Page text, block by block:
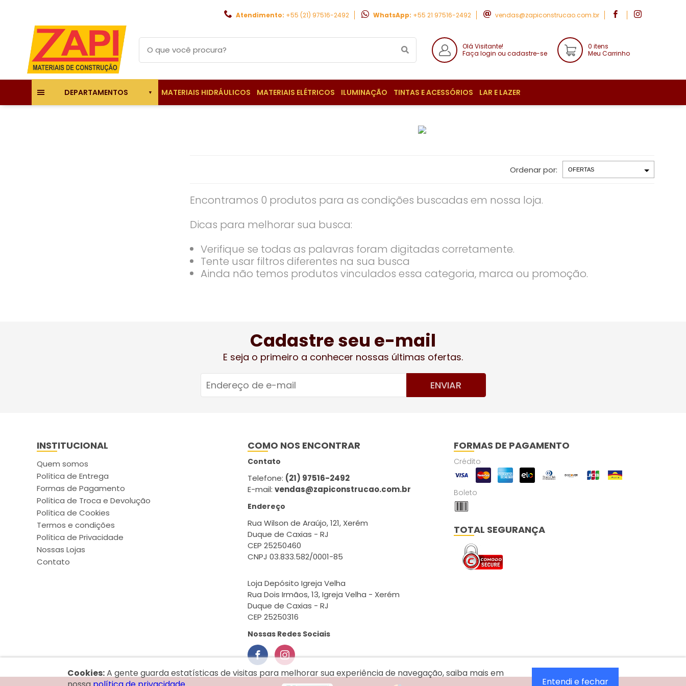
Atendimento: +55 (21) 97516-2492 WhatsApp: +55 21 97516-2492 vendas@zapiconstrucao.com.br
Olá Visitante!
Faça login ou cadastre-se
0 itens
Meu Carrinho
DEPARTAMENTOS MATERIAIS HIDRÁULICOS MATERIAIS ELÉTRICOS ILUMINAÇÃO TINTAS E ACESSÓRIOS LAR E LAZER
Ordenar por:
Encontramos 0 produtos para as condições buscadas em nossa loja.
Dicas para melhorar sua busca:
Verifique se todas as palavras foram digitadas corretamente.
Tente usar filtros diferentes na sua busca
Ainda não temos produtos vinculados essa categoria, marca ou promoção.
Cadastre seu e-mail
E seja o primeiro a conhecer nossas últimas ofertas.
ENVIAR
INSTITUCIONAL
Quem somos
Política de Entrega
Formas de Pagamento
Política de Troca e Devolução
Política de Cookies
Termos e condições
Política de Privacidade
Nossas Lojas
Contato
COMO NOS ENCONTRAR
Contato
Telefone: (21) 97516-2492
E-mail:vendas@zapiconstrucao.com.br
Endereço
Rua Wilson de Araújo, 121, Xerém
Duque de Caxias - RJ
CEP 25250460
CNPJ 03.833.582/0001-85
Loja Depósito Igreja Velha
Rua Dois Irmãos, 13, Igreja Velha - Xerém
Duque de Caxias - RJ
CEP 25250316
Nossas Redes Sociais
FORMAS DE PAGAMENTO
Crédito
Boleto
TOTAL SEGURANÇA
Cookies:A gente guarda estatísticas de visitas para melhorar sua experiência de navegação, saiba mais em
Entendi e fechar